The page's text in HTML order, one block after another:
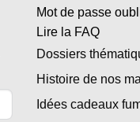
Mot de passe
Lire la FAQ
Dossiers
Histoire de nos
Idées cadeaux